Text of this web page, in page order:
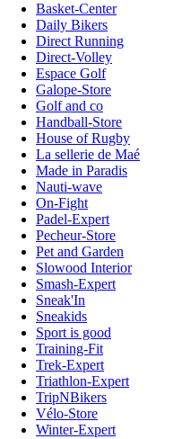
Basket-Center
Daily Bikers
Direct Running
Direct-Volley
Espace Golf
Galope-Store
Golf and co
Handball-Store
House of Rugby
La sellerie de Maé
Made in Paradis
Nauti-wave
On-Fight
Padel-Expert
Pecheur-Store
Pet and Garden
Slowood Interior
Smash-Expert
Sneak'In
Sneakids
Sport is good
Training-Fit
Trek-Expert
Triathlon-Expert
TripNBikers
Vélo-Store
Winter-Expert